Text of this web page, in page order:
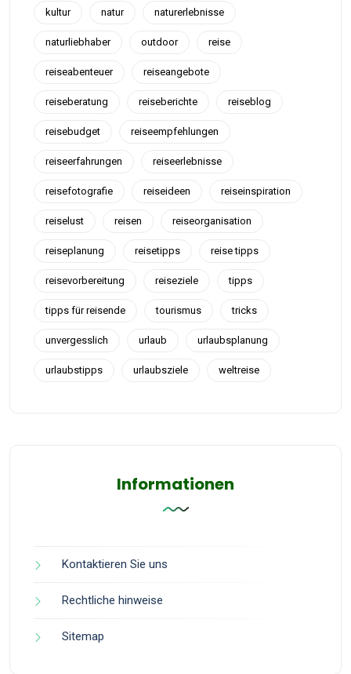
kultur natur naturerlebnisse
naturliebhaber outdoor reise
reiseabenteuer reiseangebote
reiseberatung reiseberichte reiseblog
reisebudget reiseempfehlungen
reiseerfahrungen reiseerlebnisse
reisefotografie reiseideen reiseinspiration
reiselust reisen reiseorganisation
reiseplanung reisetipps reise tipps
reisevorbereitung reiseziele tipps
tipps für reisende tourismus tricks
unvergesslich urlaub urlaubsplanung
urlaubstipps urlaubsziele weltreise
Informationen
Kontaktieren Sie uns
Rechtliche hinweise
Sitemap